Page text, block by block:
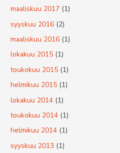
maaliskuu 2017 (1)
syyskuu 2016 (2)
maaliskuu 2016 (1)
lokakuu 2015 (1)
toukokuu 2015 (1)
helmikuu 2015 (1)
lokakuu 2014 (1)
toukokuu 2014 (1)
helmikuu 2014 (1)
syyskuu 2013 (1)